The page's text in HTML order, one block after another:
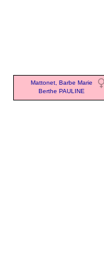
Mattonet, Barbe Marie
Berthe PAULINE